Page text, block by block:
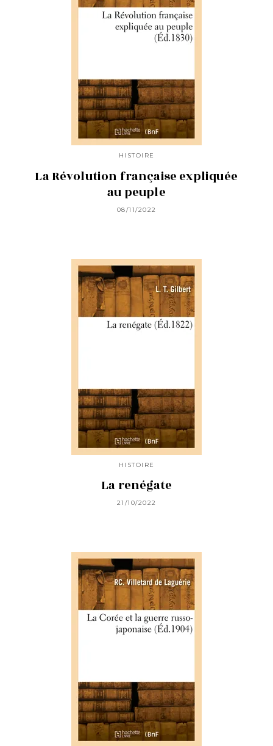
HISTOIRE
La Révolution française expliquée
au peuple
08/11/2022
HISTOIRE
La renégate
21/10/2022